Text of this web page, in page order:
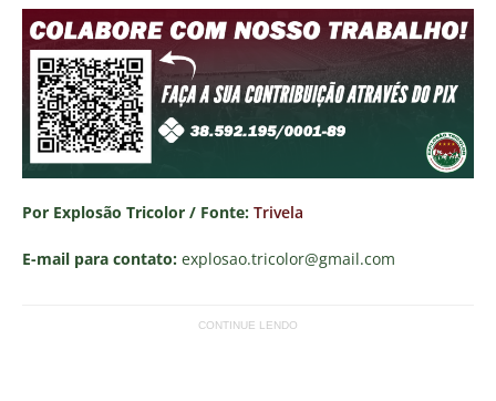
Por Explosão Tricolor / Fonte: Trivela
E-mail para contato: explosao.tricolor@gmail.com
CONTINUE LENDO